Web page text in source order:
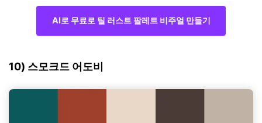
AI로 무료로 틸 러스트 팔레트 비주얼 만들기
10) 스모크드 어도비